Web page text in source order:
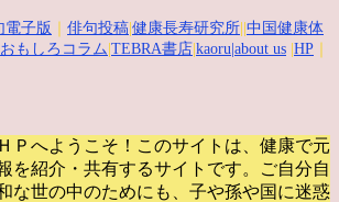
電子版 俳句投稿 健康長寿研究所 中国健康体
おもしろコラム TEBRA書店 kaoru |about us HP
Ｐへようこそ！このサイトは、健康で元
を紹介・共有するサイトです。
ご自分自
な世の中のためにも、子や孫や国に迷惑